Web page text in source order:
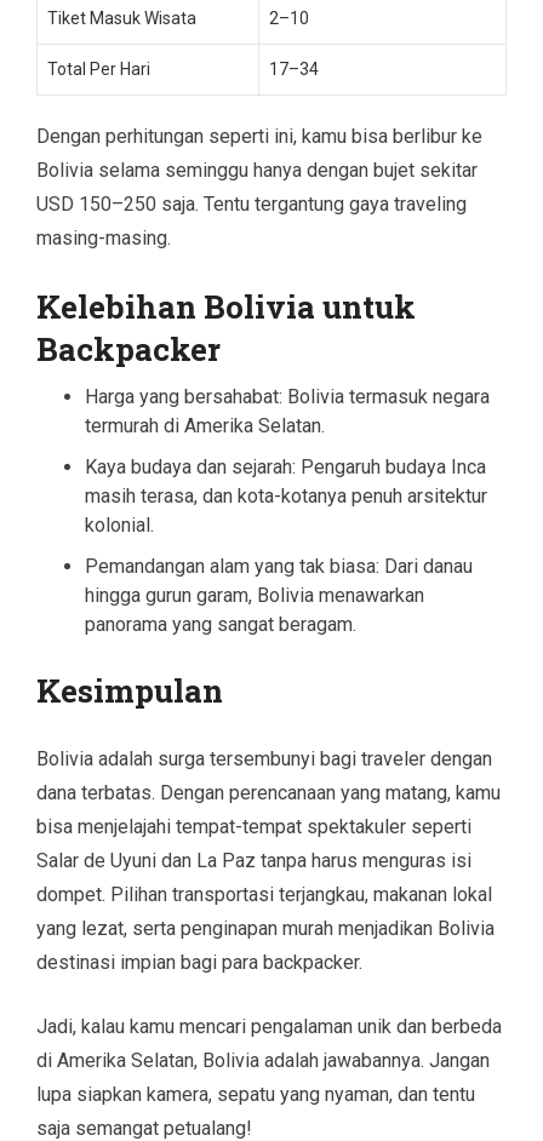
Tiket Masuk Wisata 2–10
Total Per Hari 17–34
Dengan perhitungan seperti ini, kamu bisa berlibur ke
Bolivia selama seminggu hanya dengan bujet sekitar
USD 150–250 saja. Tentu tergantung gaya traveling
masing-masing.
Kelebihan Bolivia untuk
Backpacker
Harga yang bersahabat: Bolivia termasuk negara
termurah di Amerika Selatan.
Kaya budaya dan sejarah: Pengaruh budaya Inca
masih terasa, dan kota-kotanya penuh arsitektur
kolonial.
Pemandangan alam yang tak biasa: Dari danau
hingga gurun garam, Bolivia menawarkan
panorama yang sangat beragam.
Kesimpulan
Bolivia adalah surga tersembunyi bagi traveler dengan
dana terbatas. Dengan perencanaan yang matang, kamu
bisa menjelajahi tempat-tempat spektakuler seperti
Salar de Uyuni dan La Paz tanpa harus menguras isi
dompet. Pilihan transportasi terjangkau, makanan lokal
yang lezat, serta penginapan murah menjadikan Bolivia
destinasi impian bagi para backpacker.
Jadi, kalau kamu mencari pengalaman unik dan berbeda
di Amerika Selatan, Bolivia adalah jawabannya. Jangan
lupa siapkan kamera, sepatu yang nyaman, dan tentu
saja semangat petualang!